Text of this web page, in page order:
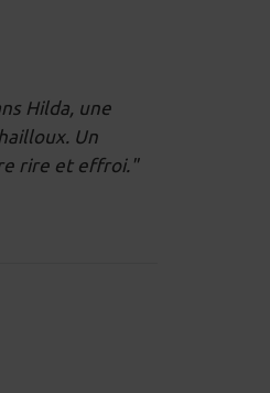
Hilda, une
Un
rire et effroi."